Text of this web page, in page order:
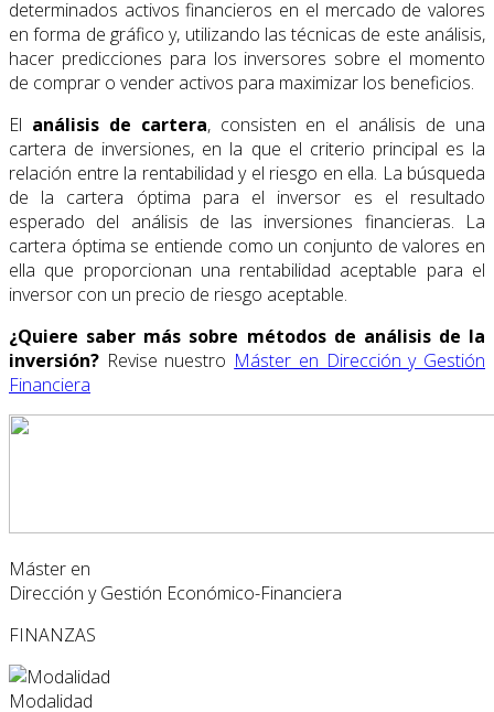
determinados activos financieros en el mercado de valores
en forma de gráfico y, utilizando las técnicas de este análisis,
hacer predicciones para los inversores sobre el momento
de comprar o vender activos para maximizar los beneficios.
El análisis de cartera, consisten en el análisis de una
cartera de inversiones, en la que el criterio principal es la
relación entre la rentabilidad y el riesgo en ella. La búsqueda
de la cartera óptima para el inversor es el resultado
esperado del análisis de las inversiones financieras. La
cartera óptima se entiende como un conjunto de valores en
ella que proporcionan una rentabilidad aceptable para el
inversor con un precio de riesgo aceptable.
¿Quiere saber más sobre métodos de análisis de la
inversión? Revise nuestro Máster en Dirección y Gestión
Financiera
Máster en
Dirección y Gestión Económico-Financiera
FINANZAS
Modalidad